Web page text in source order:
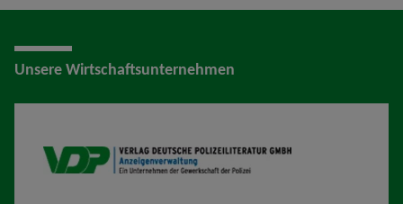
Unsere Wirtschaftsunternehmen
VDP AV